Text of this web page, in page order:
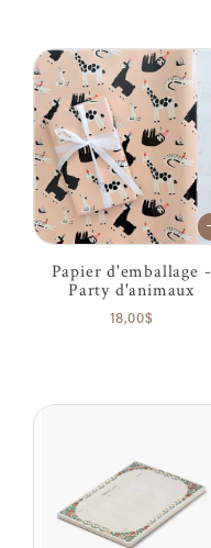
Papier d'emballage -
Party d'animaux
18,00$